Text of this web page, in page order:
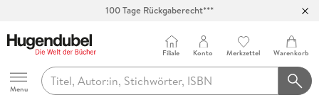
Abholung in über 100 Filialen
Hugendubel
Menu
Filiale Konto Merkzettel Warenkorb